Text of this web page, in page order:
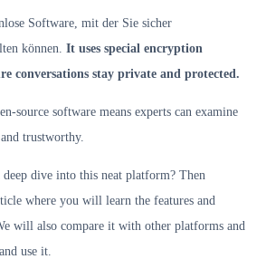
Software, mit der Sie sicher
können. It uses special encryption
conversations stay private and protected.
source software means experts can examine
trustworthy.
dive into this neat platform? Then
where you will learn the features and
will also compare it with other platforms and
use it.